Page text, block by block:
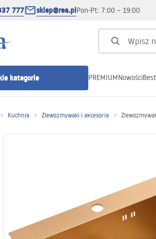
777 sklep@rea.plPon-Pt: 7:00 – 19:00
kategorie
produktowe
prysznicowe
prysznicowe
liniowe
PREMIUMNowości
Kuchnia Zlewozmywaki i akcesoria